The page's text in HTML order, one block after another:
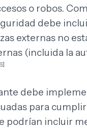
o robos.
debe
externas no
(incluida la
debe
para
podrían incluir